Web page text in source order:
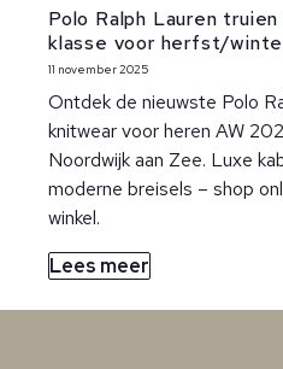
Polo Ralph Lauren
klasse voor herfst/
11 november 2025
Ontdek de nieuwste Polo
knitwear voor heren AW
Noordwijk aan Zee. Luxe
moderne breisels – shop
winkel.
Lees meer